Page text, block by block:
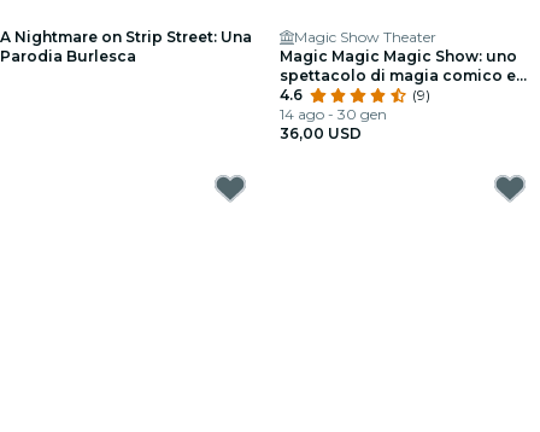
A Nightmare on Strip Street: Una
Parodia Burlesca
Magic Show Theater
Magic Magic Magic Show: uno
spettacolo di magia comico e
divertente
4.6
(9)
14 ago - 30 gen
36,00 USD